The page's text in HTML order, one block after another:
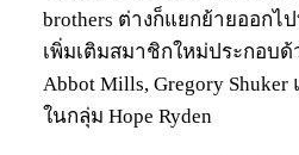
brothers ต่างก็แยกย้ายออกไ
เพิ่มเติมสมาชิกใหม่ประกอบด้ว
Abbot Mills, Gregory
ในกลุ่ม Hope Ryden